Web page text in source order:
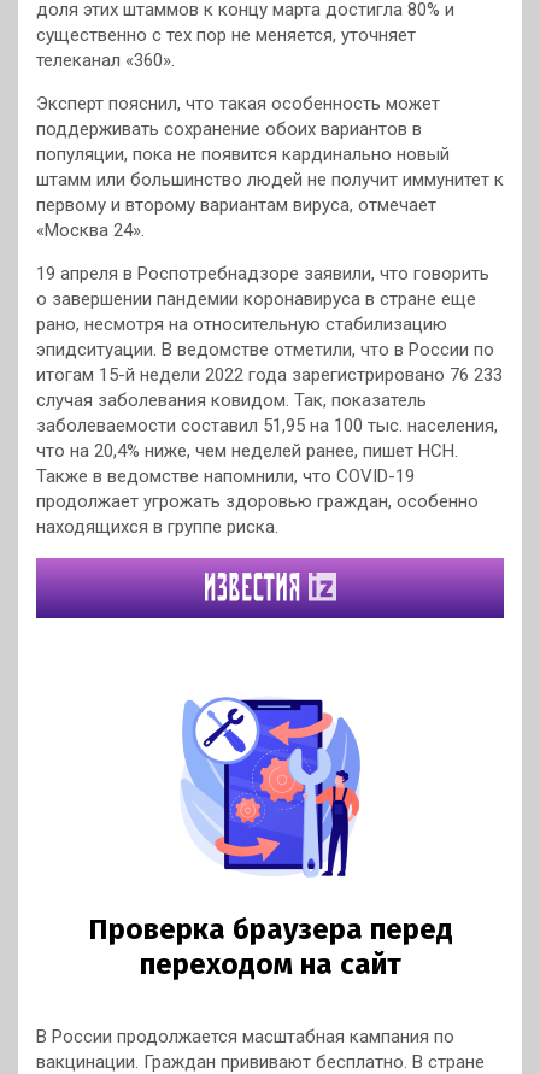
доля этих штаммов к концу марта достигла 80% и
существенно с тех пор не меняется, уточняет
телеканал «360».
Эксперт пояснил, что такая особенность может
поддерживать сохранение обоих вариантов в
популяции, пока не появится кардинально новый
штамм или большинство людей не получит иммунитет к
первому и второму вариантам вируса, отмечает
«Москва 24».
19 апреля в Роспотребнадзоре заявили, что говорить
о завершении пандемии коронавируса в стране еще
рано, несмотря на относительную стабилизацию
эпидситуации. В ведомстве отметили, что в России по
итогам 15-й недели 2022 года зарегистрировано 76 233
случая заболевания ковидом. Так, показатель
заболеваемости составил 51,95 на 100 тыс. населения,
что на 20,4% ниже, чем неделей ранее, пишет НСН.
Также в ведомстве напомнили, что COVID-19
продолжает угрожать здоровью граждан, особенно
находящихся в группе риска.
В России продолжается масштабная кампания по
вакцинации. Граждан прививают бесплатно. В стране